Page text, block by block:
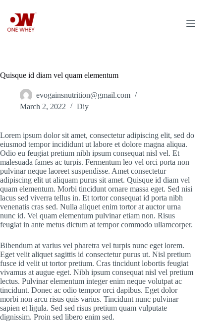
content
Quisque id diam vel quam elementum
evogainsnutrition@gmail.com
March 2, 2022
Diy
Lorem ipsum dolor sit amet, consectetur adipiscing elit, sed do
eiusmod tempor incididunt ut labore et dolore magna aliqua.
Odio eu feugiat pretium nibh ipsum consequat nisl vel. Et
malesuada fames ac turpis. Fermentum leo vel orci porta non
pulvinar neque laoreet suspendisse. Amet consectetur
adipiscing elit ut aliquam purus sit amet. Quisque id diam vel
quam elementum. Morbi tincidunt ornare massa eget. Sed nisi
lacus sed viverra tellus in. Et tortor consequat id porta nibh
venenatis cras sed. Nulla aliquet enim tortor at auctor urna
nunc id. Vel quam elementum pulvinar etiam non. Risus
feugiat in ante metus dictum at tempor commodo ullamcorper.
Bibendum at varius vel pharetra vel turpis nunc eget lorem.
Eget velit aliquet sagittis id consectetur purus ut. Nisl pretium
fusce id velit ut tortor pretium. Cras tincidunt lobortis feugiat
vivamus at augue eget. Nibh ipsum consequat nisl vel pretium
lectus. Pulvinar elementum integer enim neque volutpat ac
tincidunt. Donec ac odio tempor orci dapibus. Eget dolor
morbi non arcu risus quis varius. Tincidunt nunc pulvinar
sapien et ligula. Sed sed risus pretium quam vulputate
dignissim. Proin sed libero enim sed.